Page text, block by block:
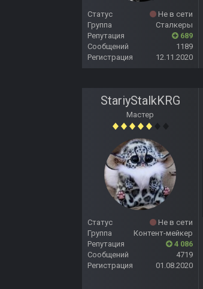
Статус
Не в сети
Группа
Сталкеры
Репутация
689
Сообщений
1189
Регистрация
12.11.2020
StariyStalkKRG
Мастер
Статус
Не в сети
Группа
Контент-мейкер
Репутация
4 086
Сообщений
4719
Регистрация
01.08.2020